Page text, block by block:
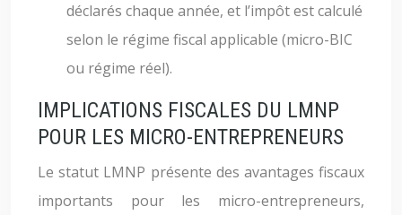
déclarés chaque année, et l’impôt est calculé
selon le régime fiscal applicable (micro-BIC
ou régime réel).
IMPLICATIONS FISCALES DU LMNP
POUR LES MICRO-ENTREPRENEURS
Le statut LMNP présente des avantages fiscaux
importants pour les micro-entrepreneurs,